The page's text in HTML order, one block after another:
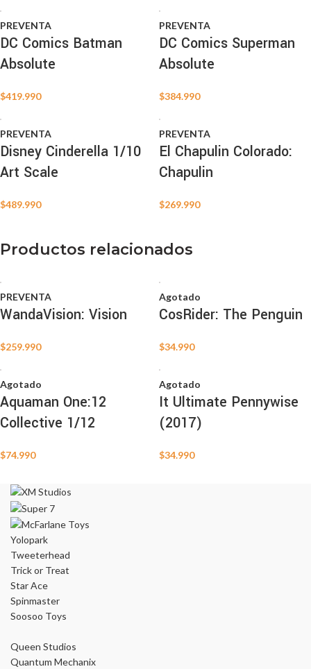
PREVENTA
DC Comics Batman
Absolute
$419.990
PREVENTA
DC Comics Superman
Absolute
$384.990
PREVENTA
Disney Cinderella 1/10
Art Scale
$489.990
PREVENTA
El Chapulin Colorado:
Chapulin
$269.990
Productos relacionados
PREVENTA
WandaVision: Vision
$259.990
Agotado
CosRider: The Penguin
$34.990
Agotado
Aquaman One:12
Collective 1/12
$74.990
Agotado
It Ultimate Pennywise
(2017)
$34.990
Yolopark
Tweeterhead
Trick or Treat
Star Ace
Spinmaster
Soosoo Toys
Queen Studios
Quantum Mechanix